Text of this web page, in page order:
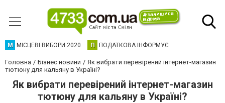
М МІСЦЕВІ ВИБОРИ 2020 П ПОДАТКОВА ІНФОРМУЄ
Головна Бізнес новини
Як вибрати перевірений інтернет-магазин
тютюну для кальяну в Україні?
Як вибрати перевірений інтернет-магазин
тютюну для кальяну в Україні?